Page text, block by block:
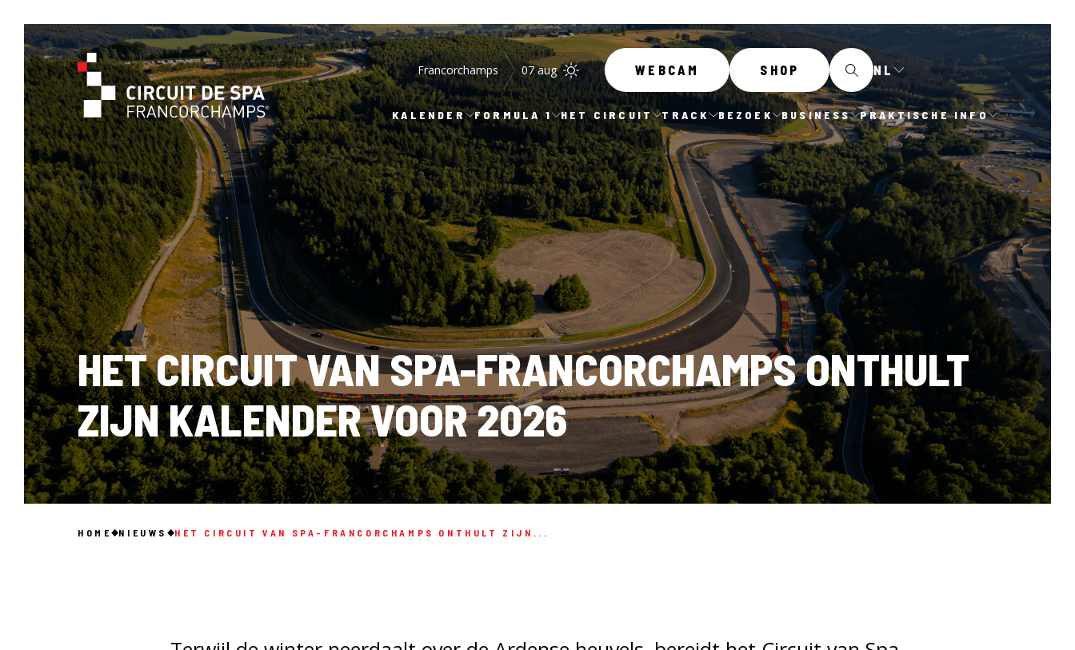
Francorchamps 07 aug WEBCAM SHOP NL
KALENDER FORMULA 1 HET CIRCUIT TRACK BEZOEK BUSINESS PRAKTISCHE INFO
HET CIRCUIT VAN SPA-FRANCORCHAMPS ONTHULT
ZIJN KALENDER VOOR 2026
HOME NIEUWS HET CIRCUIT VAN SPA-FRANCORCHAMPS ONTHULT ZIJN...